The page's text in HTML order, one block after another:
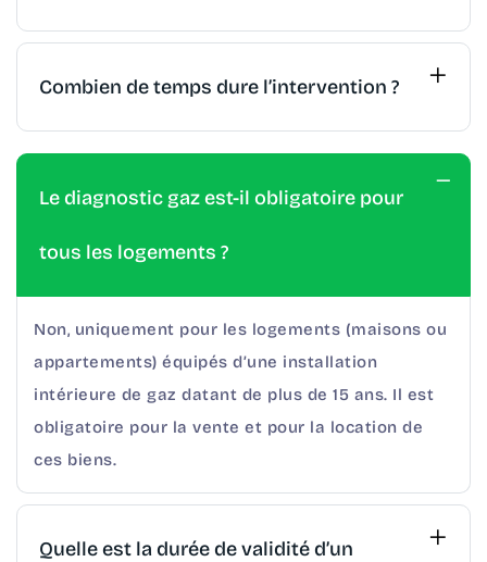
Combien de temps dure l’intervention ?
Le diagnostic gaz est-il obligatoire pour
tous les logements ?
Non, uniquement pour les logements (maisons ou
appartements) équipés d’une installation
intérieure de gaz datant de plus de 15 ans. Il est
obligatoire pour la vente et pour la location de
ces biens.
Quelle est la durée de validité d’un